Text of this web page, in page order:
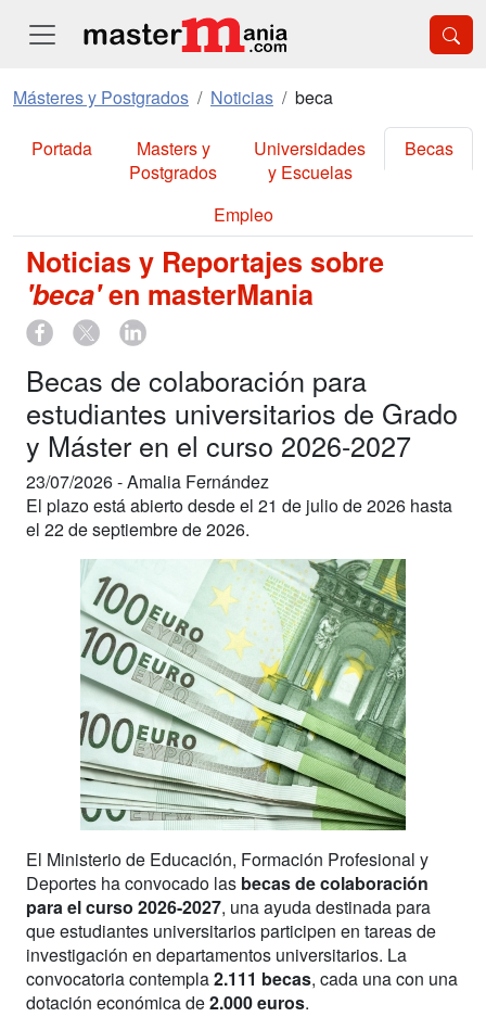
Másteres y Postgrados Noticias beca
Portada
Masters y
Postgrados
Universidades
y Escuelas
Becas
Empleo
Noticias y Reportajes sobre
'beca'en masterMania
Becas de colaboración para
estudiantes universitarios de Grado
y Máster en el curso 2026-2027
23/07/2026 -Amalia Fernández
El plazo está abierto desde el 21 de julio de 2026 hasta
el 22 de septiembre de 2026.
El Ministerio de Educación, Formación Profesional y
Deportes ha convocado las becas de colaboración
para el curso 2026-2027, una ayuda destinada para
que estudiantes universitarios participen en tareas de
investigación en departamentos universitarios. La
convocatoria contempla2.111 becas, cada una con una
dotación económica de2.000 euros.